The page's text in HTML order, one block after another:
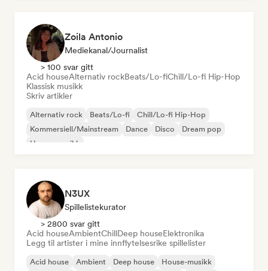
Zoila Antonio
Mediekanal/journalist
> 100 svar gitt
Acid houseAlternativ rockBeats/Lo-fiChill/Lo-fi Hip-Hop
Klassisk musikk
Skriv artikler
Alternativ rock Beats/Lo-fi
Chill/Lo-fi Hip-Hop
Kommersiell/Mainstream
Dance Disco
Dream pop
House-musikk
N3UX
Spillelistekurator
> 2800 svar gitt
Acid houseAmbientChillDeep houseElektronika
Legg til artister i mine innflytelsesrike spillelister
Acid house Ambient Deep house
House-musikk